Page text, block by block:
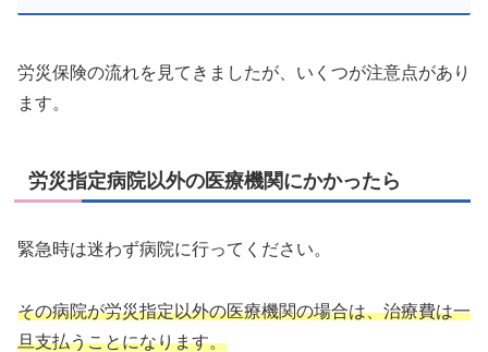
労災保険の流れを見てきましたが、いくつが注意点があり
ます。
労災指定病院以外の医療機関にかかったら
緊急時は迷わず病院に行ってください。
その病院が労災指定以外の医療機関の場合は、治療費は一
旦支払うことになります。